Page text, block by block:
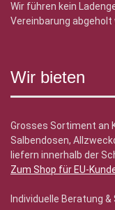
Wir führen kein
Vereinbarung abgeholt
Wir bieten
Grosses Sortiment an
Salbendosen,
liefern innerhalb der
Zum Shop für EU-
Individuelle Beratung